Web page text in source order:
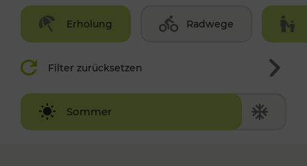
Erholung Radwege
Filter zurücksetzen
Sommer
Winter